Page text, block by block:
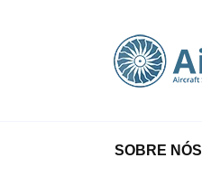
SOBRE NÓS